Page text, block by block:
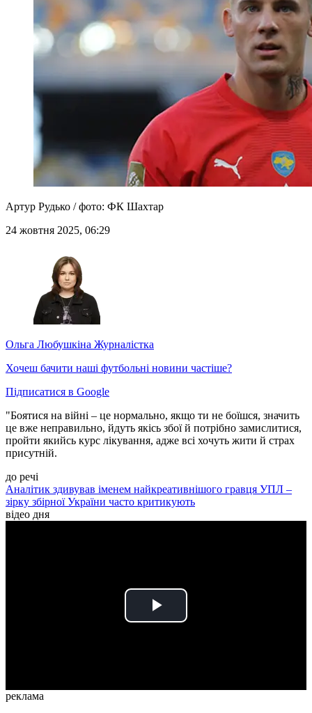
Артур Рудько / фото: ФК Шахтар
24 жовтня 2025, 06:29
Ольга Любушкіна Журналістка
Хочеш бачити наші футбольні новини частіше?
Підписатися в Google
"Боятися на війні – це нормально, якщо ти не боїшся, значить
це вже неправильно, йдуть якісь збої й потрібно замислитися,
пройти якийсь курс лікування, адже всі хочуть жити й страх
присутній.
до речі
Аналітик здивував іменем найкреативнішого гравця УПЛ –
зірку збірної України часто критикують
відео дня
Play
реклама